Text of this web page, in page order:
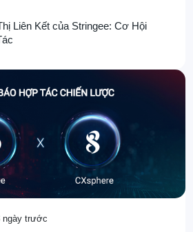
Liên Kết của Stringee: Cơ Hội
ngày trước